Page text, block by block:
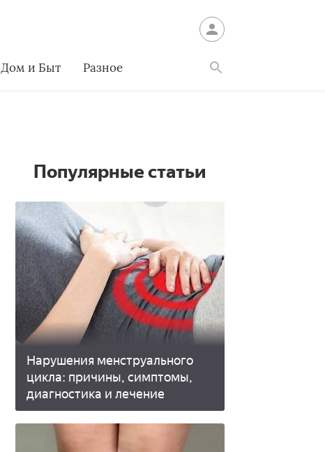
Дом и Быт Разное
Популярные статьи
Нарушения менструального
цикла: причины, симптомы,
диагностика и лечение